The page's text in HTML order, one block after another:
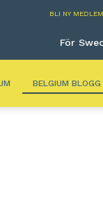
BLI NY MEDLEM
För
BELGIUM BLOGG